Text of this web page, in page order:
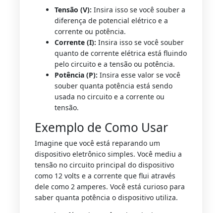
Tensão (V): Insira isso se você souber a
diferença de potencial elétrico e a
corrente ou potência.
Corrente (I): Insira isso se você souber
quanto de corrente elétrica está fluindo
pelo circuito e a tensão ou potência.
Potência (P): Insira esse valor se você
souber quanta potência está sendo
usada no circuito e a corrente ou
tensão.
Exemplo de Como Usar
Imagine que você está reparando um
dispositivo eletrônico simples. Você mediu a
tensão no circuito principal do dispositivo
como 12 volts e a corrente que flui através
dele como 2 amperes. Você está curioso para
saber quanta potência o dispositivo utiliza.